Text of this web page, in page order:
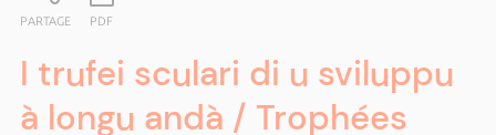
PARTAGE PDF
I trufei sculari di u sviluppu
à longu andà / Trophées